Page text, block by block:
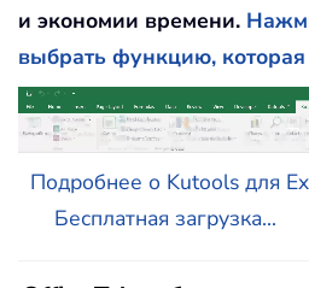
и экономии времени.
выбрать функцию,
Подробнее о Kutools для
Бесплатная загрузка...